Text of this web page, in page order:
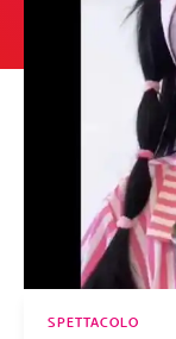
SPETTACOLO